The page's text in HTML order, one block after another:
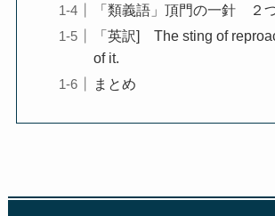
「類義語」頂門の一針 ２
「英訳] The sting of
of it.
まとめ